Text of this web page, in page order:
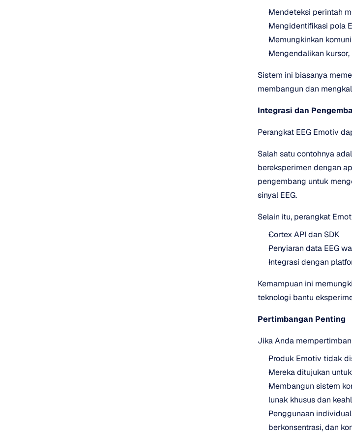
Mendeteksi perintah
Mengidentifikasi pola
Memungkinkan
Mengendalikan
Sistem ini biasanya
membangun dan
Integrasi dan
Perangkat EEG Emotiv
Salah satu contohnya
bereksperimen dengan
pengembang untuk
sinyal EEG.
Selain itu, perangkat
Cortex API dan SDK
Penyiaran data EEG
Integrasi dengan
Kemampuan ini
teknologi bantu
Pertimbangan Penting
Jika Anda
Produk Emotiv tidak
Mereka ditujukan
Membangun sistem
lunak khusus dan
Penggunaan
berkonsentrasi, dan